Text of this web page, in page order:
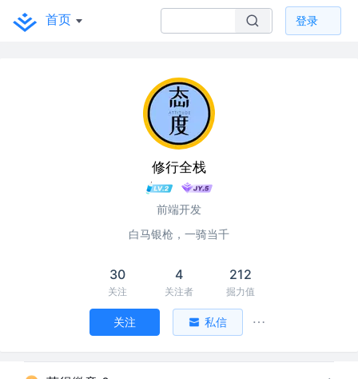
首页 登录
修行全栈
前端开发
白马银枪，一骑当千
30
关注
4
关注者
212
掘力值
关注 私信